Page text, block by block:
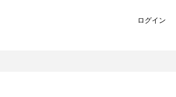
ログイン